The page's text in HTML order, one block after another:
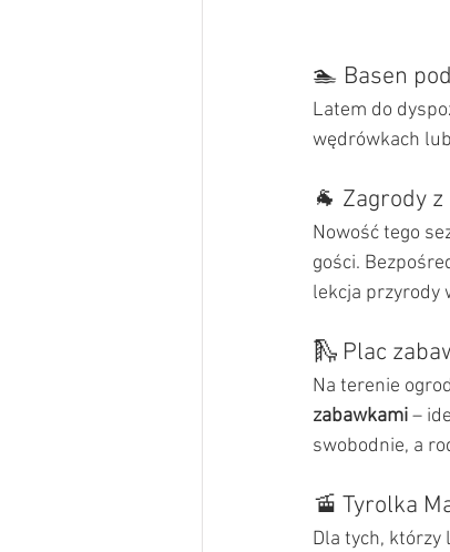
🏊 Basen
Latem do
wędrówkach
🐐 Zagrody
Nowość tego
gości.
lekcja przyrody
🛝 Plac
Na terenie
zabawkami –
swobodnie, a
🚡 Tyrolka
Dla tych, którzy